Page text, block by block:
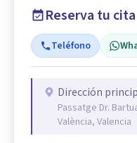
Reserva tu cita
Teléfono
Dirección
Passatge Dr.
València, Valencia